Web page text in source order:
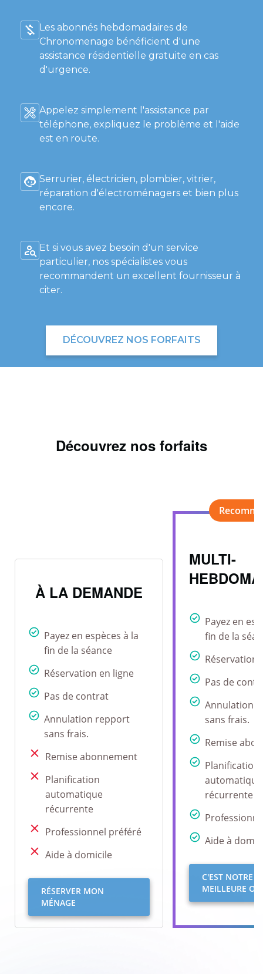
Les abonnés hebdomadaires de
Chronomenage bénéficient d'une
assistance résidentielle gratuite en cas
d'urgence.
Appelez simplement l'assistance par
téléphone, expliquez le problème et l'aide
est en route.
Serrurier, électricien, plombier, vitrier,
réparation d'électroménagers et bien plus
encore.
Et si vous avez besoin d'un service
particulier, nos spécialistes vous
recommandent un excellent fournisseur à
citer.
DÉCOUVREZ NOS FORFAITS
Découvrez nos forfaits
MULTI-
Payez en
fin de la
Réservation
Pas de
Annulation
sans frais.
Remise
Planification
automatique
récurrente
Aide à
C'EST NOTRE
MEILLEURE
À LA DEMANDE
Payez en espèces à la
fin de la séance
Réservation en ligne
Pas de contrat
Annulation repport
sans frais.
Remise abonnement
Planification
automatique
récurrente
Professionnel préféré
Aide à domicile
RÉSERVER MON
MÉNAGE